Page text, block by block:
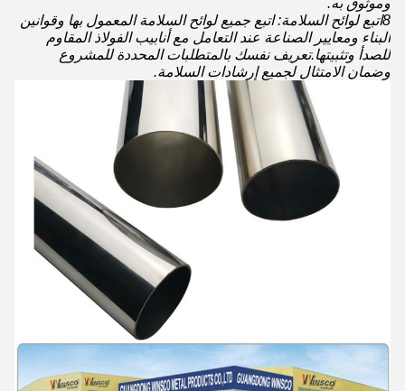
وموثوق به.
8اتبع لوائح السلامة: اتبع جميع لوائح السلامة المعمول بها وقوانين
البناء ومعايير الصناعة عند التعامل مع أنابيب الفولاذ المقاوم
للصدأ وتثبيتها.تعريف نفسك بالمتطلبات المحددة للمشروع
وضمان الامتثال لجميع إرشادات السلامة.